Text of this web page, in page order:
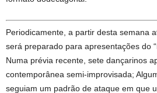
Periodicamente, a partir desta semana
será preparado para apresentações do
Numa prévia recente, sete dançarinos
contemporânea semi-improvisada;
seguiam um padrão de ataque em que